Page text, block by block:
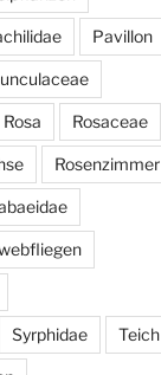
Pavillon
Rosa Rosaceae
Rosenzimmer
Syrphidae Teich